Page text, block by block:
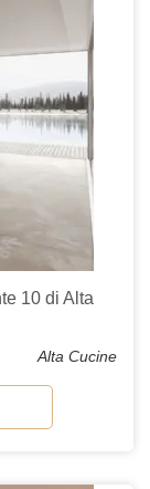
10 di Alta
Alta Cucine